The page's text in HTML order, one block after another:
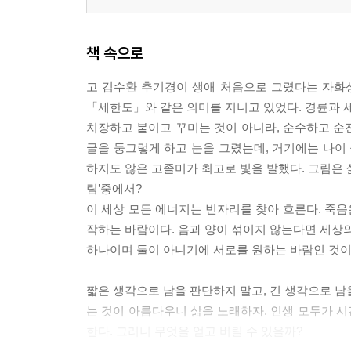
책 속으로
고 김수환 추기경이 생애 처음으로 그렸다는 자
「세한도」와 같은 의미를 지니고 있었다. 경륜
치장하고 붙이고 꾸미는 것이 아니라, 순수하고
굴을 둥그렇게 하고 눈을 그렸는데, 거기에는 나
하지도 않은 고졸미가 최고로 빛을 발했다. 그림은
림’중에서?
이 세상 모든 에너지는 빈자리를 찾아 흐른다. 죽
작하는 바람이다. 음과 양이 섞이지 않는다면 세
하나이며 둘이 아니기에 서로를 원하는 바람인 것이
짧은 생각으로 남을 판단하지 말고, 긴 생각으로
는 것이 아름다우니 삶을 노래하자. 인생 모두가